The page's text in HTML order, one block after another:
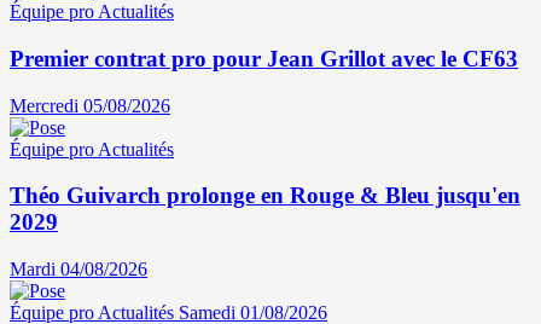
Équipe pro Actualités
Premier contrat pro pour Jean Grillot avec le CF63
Mercredi 05/08/2026
Équipe pro Actualités
Théo Guivarch prolonge en Rouge & Bleu jusqu'en
2029
Mardi 04/08/2026
Équipe pro Actualités Samedi 01/08/2026